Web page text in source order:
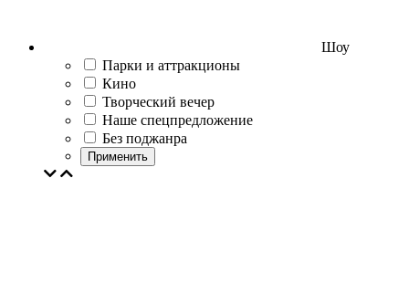
Шоу
Парки и аттракционы
Кино
Творческий вечер
Наше спецпредложение
Без поджанра
Применить